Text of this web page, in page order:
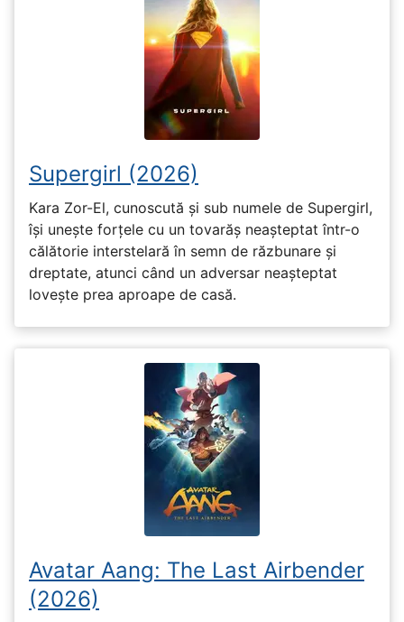
Supergirl (2026)
Kara Zor-El, cunoscută și sub numele de Supergirl,
își unește forțele cu un tovarăș neașteptat într-o
călătorie interstelară în semn de răzbunare și
dreptate, atunci când un adversar neașteptat
lovește prea aproape de casă.
Avatar Aang: The Last Airbender
(2026)